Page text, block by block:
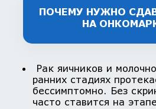
ПОЧЕМУ НУЖНО
НА
Рак яичников и
ранних стадиях
бессимптомно. Без
часто ставится на